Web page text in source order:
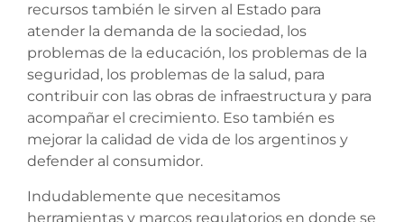
recursos también le sirven al Estado para
atender la demanda de la sociedad, los
problemas de la educación, los problemas de la
seguridad, los problemas de la salud, para
contribuir con las obras de infraestructura y para
acompañar el crecimiento. Eso también es
mejorar la calidad de vida de los argentinos y
defender al consumidor.
Indudablemente que necesitamos
herramientas y marcos regulatorios en donde se